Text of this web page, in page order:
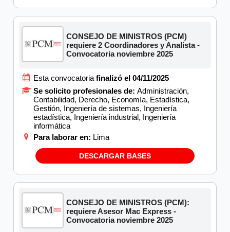
CONSEJO DE MINISTROS (PCM)
requiere 2 Coordinadores y Analista -
Convocatoria noviembre 2025
Esta convocatoria finalizó el 04/11/2025
Se solicito profesionales de: Administración,
Contabilidad, Derecho, Economía, Estadística,
Gestión, Ingeniería de sistemas, Ingeniería
estadística, Ingeniería industrial, Ingeniería
informática
Para laborar en: Lima
DESCARGAR BASES
CONSEJO DE MINISTROS (PCM):
requiere Asesor Mac Express -
Convocatoria noviembre 2025